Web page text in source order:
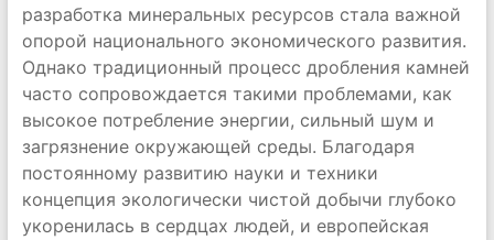
разработка минеральных ресурсов стала важной
опорой национального экономического развития.
Однако традиционный процесс дробления камней
часто сопровождается такими проблемами, как
высокое потребление энергии, сильный шум и
загрязнение окружающей среды. Благодаря
постоянному развитию науки и техники
концепция экологически чистой добычи глубоко
укоренилась в сердцах людей, и европейская